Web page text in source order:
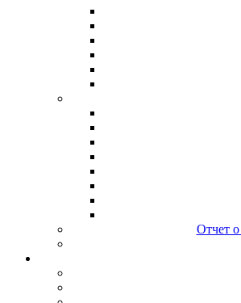
Отчет о